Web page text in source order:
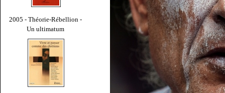
2005 - Théorie-Rébellion -
Un ultimatum